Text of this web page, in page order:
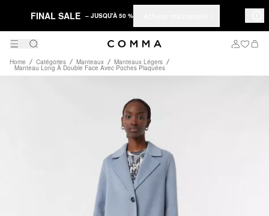
FINAL SALE – JUSQU'À 50 %
Home Catégories Manteaux Manteaux Légers
Manteau Long À Double Face Avec Poches Plaquées